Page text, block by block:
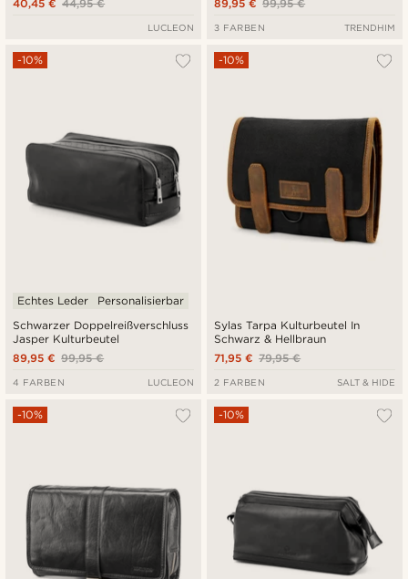
44,95 €
40,45 €
LUCLEON
99,95 €
89,95 €
3 FARBEN TRENDHIM
Schwarzer Doppelreißverschluss
Jasper Kulturbeutel
-10%
Echtes Leder Personalisierbar
99,95 €
89,95 €
4 FARBEN LUCLEON
Sylas Tarpa Kulturbeutel In
Schwarz & Hellbraun
-10%
79,95 €
71,95 €
2 FARBEN SALT & HIDE
-10% -10%